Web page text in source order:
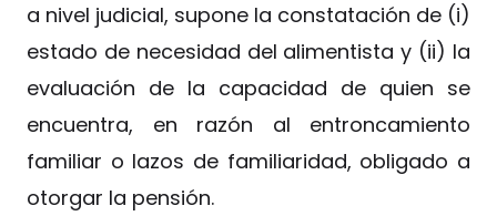
a nivel judicial, supone la constatación de (i)
estado de necesidad del alimentista y (ii) la
evaluación de la capacidad de quien se
encuentra, en razón al entroncamiento
familiar o lazos de familiaridad, obligado a
otorgar la pensión.